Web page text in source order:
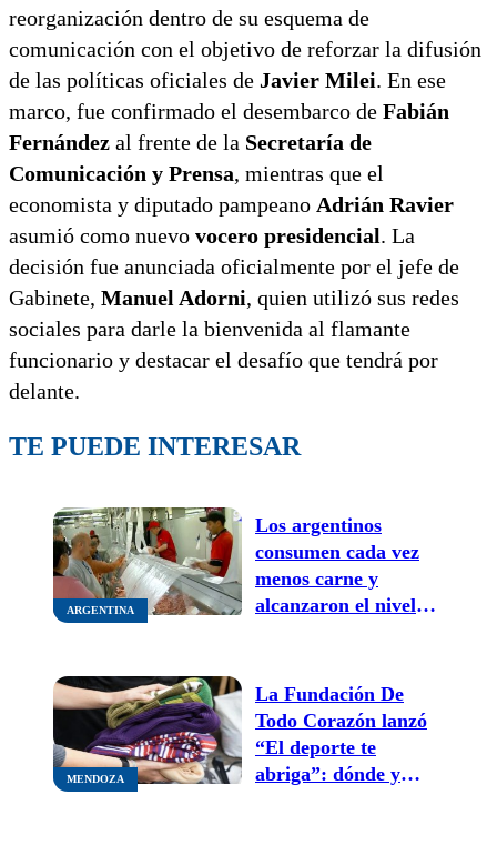
reorganización dentro de su esquema de
comunicación con el objetivo de reforzar la difusión
de las políticas oficiales de Javier Milei. En ese
marco, fue confirmado el desembarco de Fabián
Fernández al frente de la Secretaría de
Comunicación y Prensa, mientras que el
economista y diputado pampeano Adrián Ravier
asumió como nuevo vocero presidencial. La
decisión fue anunciada oficialmente por el jefe de
Gabinete, Manuel Adorni, quien utilizó sus redes
sociales para darle la bienvenida al flamante
funcionario y destacar el desafío que tendrá por
delante.
TE PUEDE INTERESAR
ARGENTINA
Los argentinos
consumen cada vez
menos carne y
alcanzaron el nivel
MENDOZA
La Fundación De
Todo Corazón lanzó
“El deporte te
abriga”: dónde y